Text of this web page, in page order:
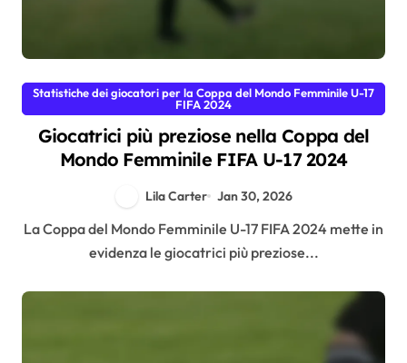
Statistiche dei giocatori per la Coppa del Mondo Femminile U-17
FIFA 2024
Giocatrici più preziose nella Coppa del
Mondo Femminile FIFA U-17 2024
Lila Carter Jan 30, 2026
La Coppa del Mondo Femminile U-17 FIFA 2024 mette in
evidenza le giocatrici più preziose...